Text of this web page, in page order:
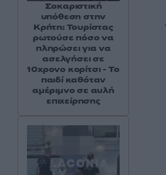
Σοκαριστική
υπόθεση στην
Κρήτη: Τουρίστας
ρωτούσε πόσο να
πληρώσει για να
ασελγήσει σε
10χρονο κορίτσι - Το
παιδί καθόταν
αμέριμνο σε αυλή
επιχείρησης